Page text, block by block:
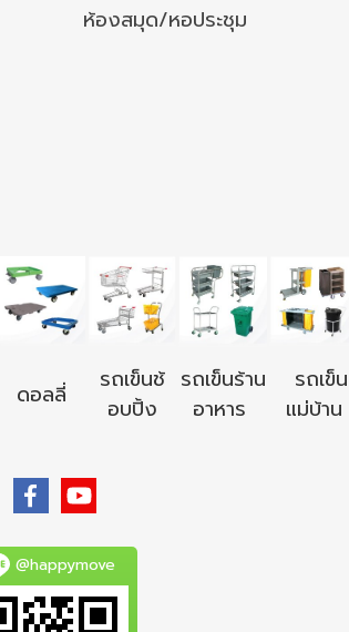
ห้องสมุด/หอประชุม
ดอลลี่
รถเข็นช้
อบปิ้ง
รถเข็นร้าน
อาหาร
รถเข็น
แม่บ้าน
@happymove